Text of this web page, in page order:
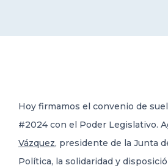
Hoy firmamos el convenio de
#2024 con el Poder Legislativo.
Vázquez, presidente de la Junta
Política, la solidaridad y